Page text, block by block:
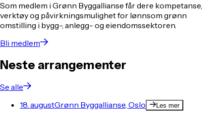
Som medlem i Grønn Byggallianse får dere kompetanse,
verktøy og påvirkningsmulighet for lønnsom grønn
omstilling i bygg-, anlegg- og eiendomssektoren.
Bli medlem
Neste arrangementer
Se alle
18. augustGrønn Byggallianse, Oslo Les mer